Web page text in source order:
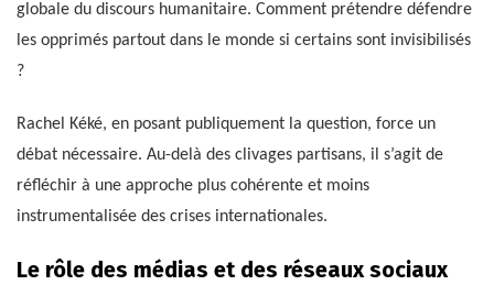
globale du discours humanitaire. Comment prétendre défendre
les opprimés partout dans le monde si certains sont invisibilisés
?
Rachel Kéké, en posant publiquement la question, force un
débat nécessaire. Au-delà des clivages partisans, il s’agit de
réfléchir à une approche plus cohérente et moins
instrumentalisée des crises internationales.
Le rôle des médias et des réseaux sociaux